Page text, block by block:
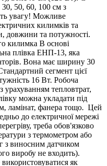
50, 60, 100 см з
увагу! Можливе
килимків та
довжини та потужності.
килимка В основі
плівка ЕНП-13, яка
Вона має ширину 30
сегмент цієї
16 Вт. Робоча
урахуванням тепловтрат,
можна укладати під
ламінат, фанера тощо. Цей
до електричної мережі
треба обов'язково
з термометром або
з виносним датчиком
виробу не входить).
як